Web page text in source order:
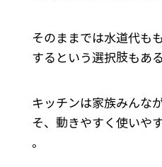
そのままでは水道代も
するという選択肢もあ
キッチンは家族みんな
そ、動きやすく使いや
。